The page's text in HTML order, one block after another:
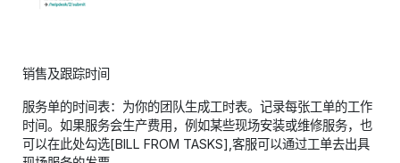
销售及跟踪时间
服务单的时间表：为你的团队生成工时表。记录每张工单的工作
时间。如果服务会生产费用，例如某些现场安装或维修服务，也
可以在此处勾选[BILL FROM TASKS],客服可以通过工单去出具